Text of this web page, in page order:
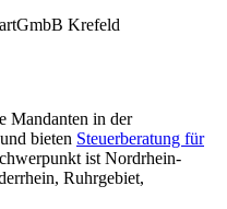
Mandanten in der
und bieten Steuerberatung für
ist Nordrhein-
Ruhrgebiet,